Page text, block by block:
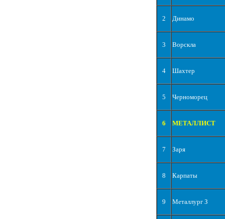
2 Динамо
3 Ворскла
4 Шахтер
5 Черноморец
6 МЕТАЛЛИСТ
7 Заря
8 Карпаты
9 Металлург З